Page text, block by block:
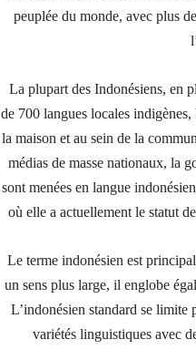
peuplée du monde, avec plus
La plupart des Indonésiens, en
de 700 langues locales
la maison et au sein de la
médias de masse nationaux, la
sont menées en langue
où elle a actuellement le statut
Le terme indonésien est
un sens plus large, il englobe
L’indonésien standard se limite
variétés linguistiques avec